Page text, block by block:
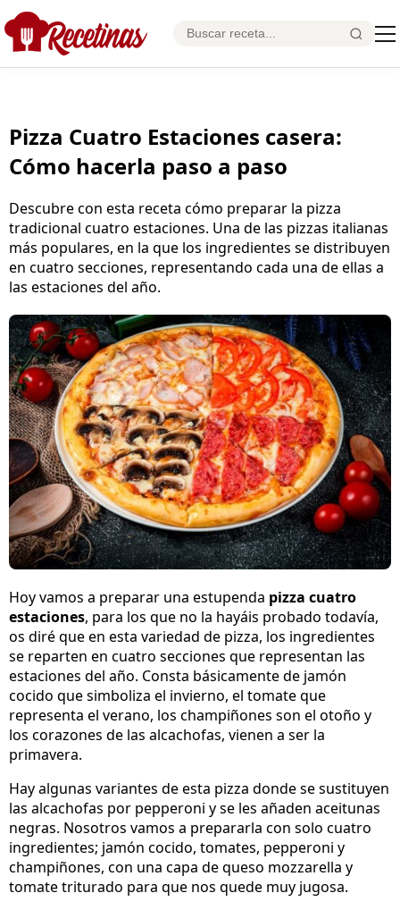
Pizza Cuatro Estaciones casera:
Cómo hacerla paso a paso
Descubre con esta receta cómo preparar la pizza
tradicional cuatro estaciones. Una de las pizzas italianas
más populares, en la que los ingredientes se distribuyen
en cuatro secciones, representando cada una de ellas a
las estaciones del año.
Hoy vamos a preparar una estupenda pizza cuatro
estaciones, para los que no la hayáis probado todavía,
os diré que en esta variedad de pizza, los ingredientes
se reparten en cuatro secciones que representan las
estaciones del año. Consta básicamente de jamón
cocido que simboliza el invierno, el tomate que
representa el verano, los champiñones son el otoño y
los corazones de las alcachofas, vienen a ser la
primavera.
Hay algunas variantes de esta pizza donde se sustituyen
las alcachofas por pepperoni y se les añaden aceitunas
negras. Nosotros vamos a prepararla con solo cuatro
ingredientes; jamón cocido, tomates, pepperoni y
champiñones, con una capa de queso mozzarella y
tomate triturado para que nos quede muy jugosa.